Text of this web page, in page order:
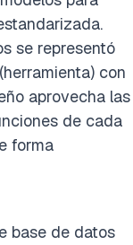
se representó
con
aprovecha las
de cada
forma
base de datos